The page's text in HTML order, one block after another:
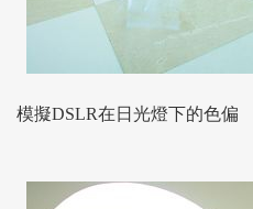
模擬DSLR在日光燈下的色偏